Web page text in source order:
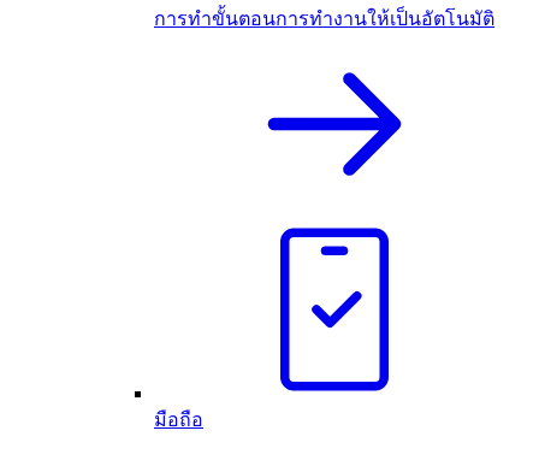
การทำขั้นตอนการทำงานให้เป็นอัตโนมัติ
มือถือ